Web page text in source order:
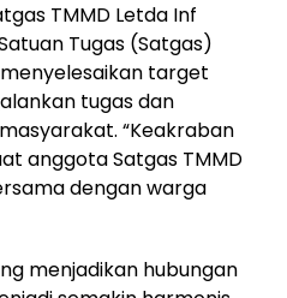
TMMD Letda Inf
Tugas (Satgas)
target
tugas dan
“Keakraban
anggota Satgas TMMD
dengan warga
menjadikan hubungan